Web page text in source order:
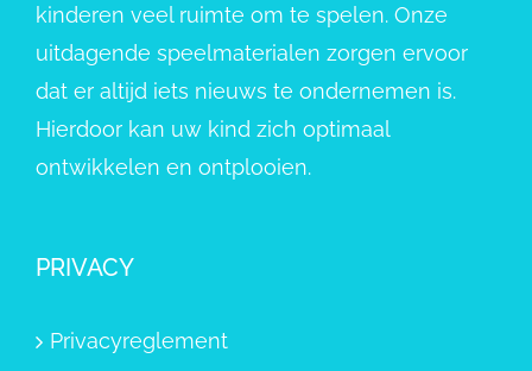
kinderen veel ruimte om te spelen. Onze
uitdagende speelmaterialen zorgen ervoor
dat er altijd iets nieuws te ondernemen is.
Hierdoor kan uw kind zich optimaal
ontwikkelen en ontplooien.
PRIVACY
Privacyreglement